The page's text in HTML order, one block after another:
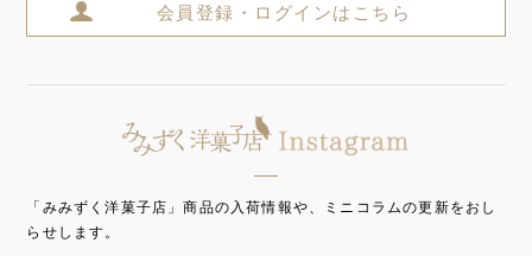
会員登録・ログインはこちら
「みみずく洋菓子店」商品の入荷情報や、ミニコラムの更新をおし
らせします。